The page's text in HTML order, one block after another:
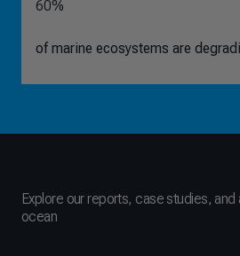
60%
of marine ecosystems are
Explore our reports, case studies,
ocean